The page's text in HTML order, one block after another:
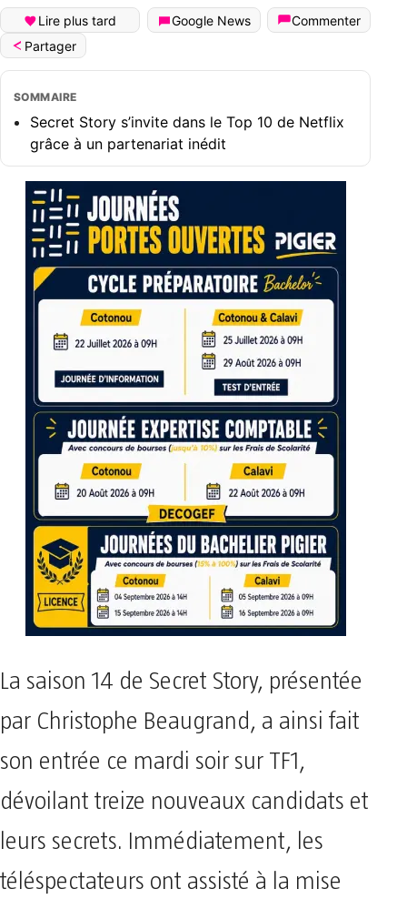
Lire plus tard Google News
Commenter
Partager
SOMMAIRE
Secret Story s’invite dans le Top 10 de Netflix
grâce à un partenariat inédit
La saison 14 de Secret Story, présentée
par Christophe Beaugrand, a ainsi fait
son entrée ce mardi soir sur TF1,
dévoilant treize nouveaux candidats et
leurs secrets. Immédiatement, les
téléspectateurs ont assisté à la mise